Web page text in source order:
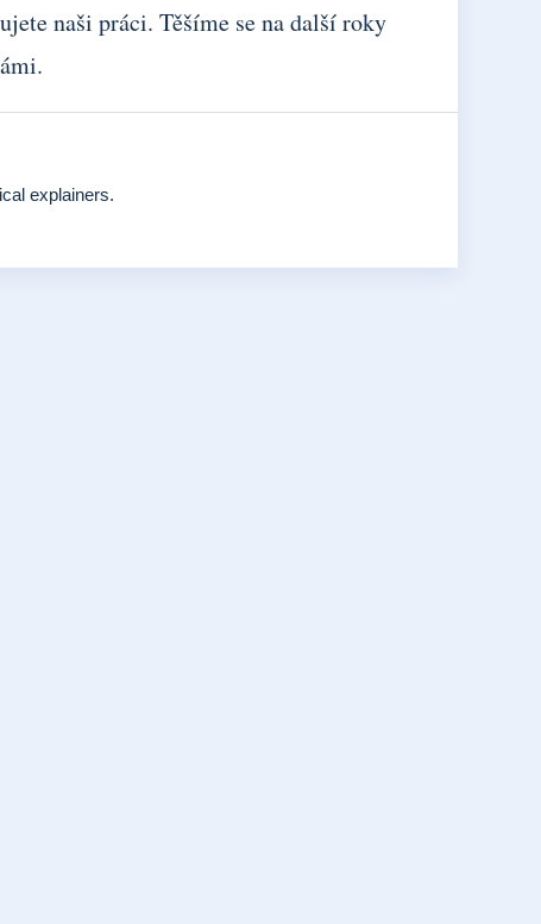
naši práci. Těšíme se na další roky
explainers.